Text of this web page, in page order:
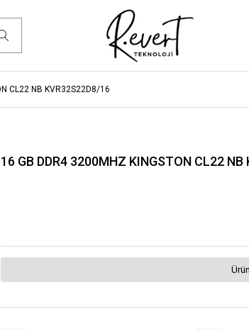
CL22 NB KVR32S22D8/16
16 GB DDR4 3200MHZ KINGSTON CL22